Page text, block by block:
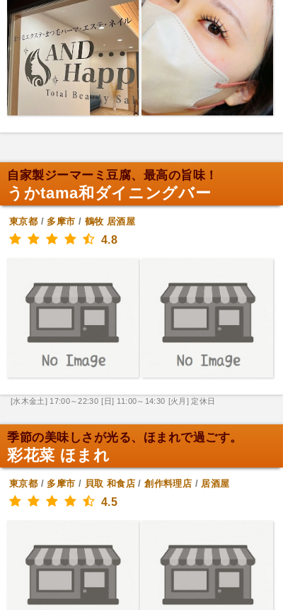
自家製ジーマーミ豆腐、最高の旨味！
うかtama和ダイニングバー
東京都 / 多摩市 / 鶴牧 居酒屋
4.8
[水木金土] 17:00～22:30 [日] 11:00～14:30 [火月] 定休日
季節の美味しさが光る、ほまれで過ごす。
彩花菜 ほまれ
東京都 / 多摩市 / 貝取 和食店 /創作料理店 / 居酒屋
4.5